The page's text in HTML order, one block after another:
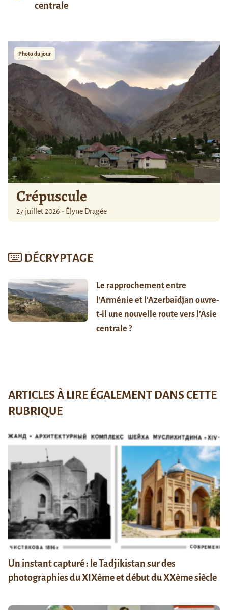
centrale
Photo du jour
Crépuscule
27 juillet 2026 - Élyne Dragée
DÉCRYPTAGE
Le rapprochement entre
l’Arménie et l’Azerbaïdjan ouvre-
t-il une nouvelle route vers l’Asie
centrale ?
ARTICLES À LIRE ÉGALEMENT DANS CETTE
RUBRIQUE
Un instant capturé : le Tadjikistan sur des
photographies du XIXème et début du XXème siècle